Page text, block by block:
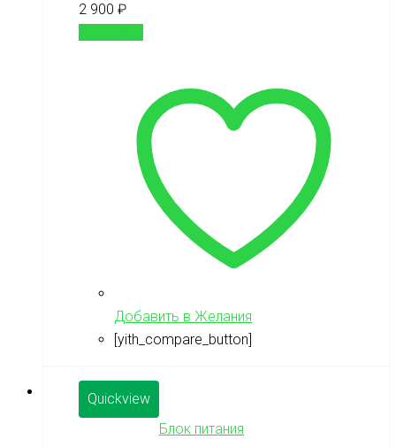
2 900 ₽
Добавить в Желания
[yith_compare_button]
Quickview
Блок питания